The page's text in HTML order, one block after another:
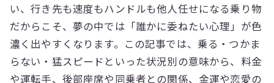
い、行き先も速度もハンドルも他人任せになる乗り物
だからこそ、夢の中では「誰かに委ねたい心理」が色
濃く出やすくなります。この記事では、乗る・つかま
らない・猛スピードといった状況別の意味から、料金
や運転手、後部座席や同乗者との関係、金運や恋愛の